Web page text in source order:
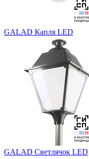
GALAD Капля LED
GALAD Светлячок LED